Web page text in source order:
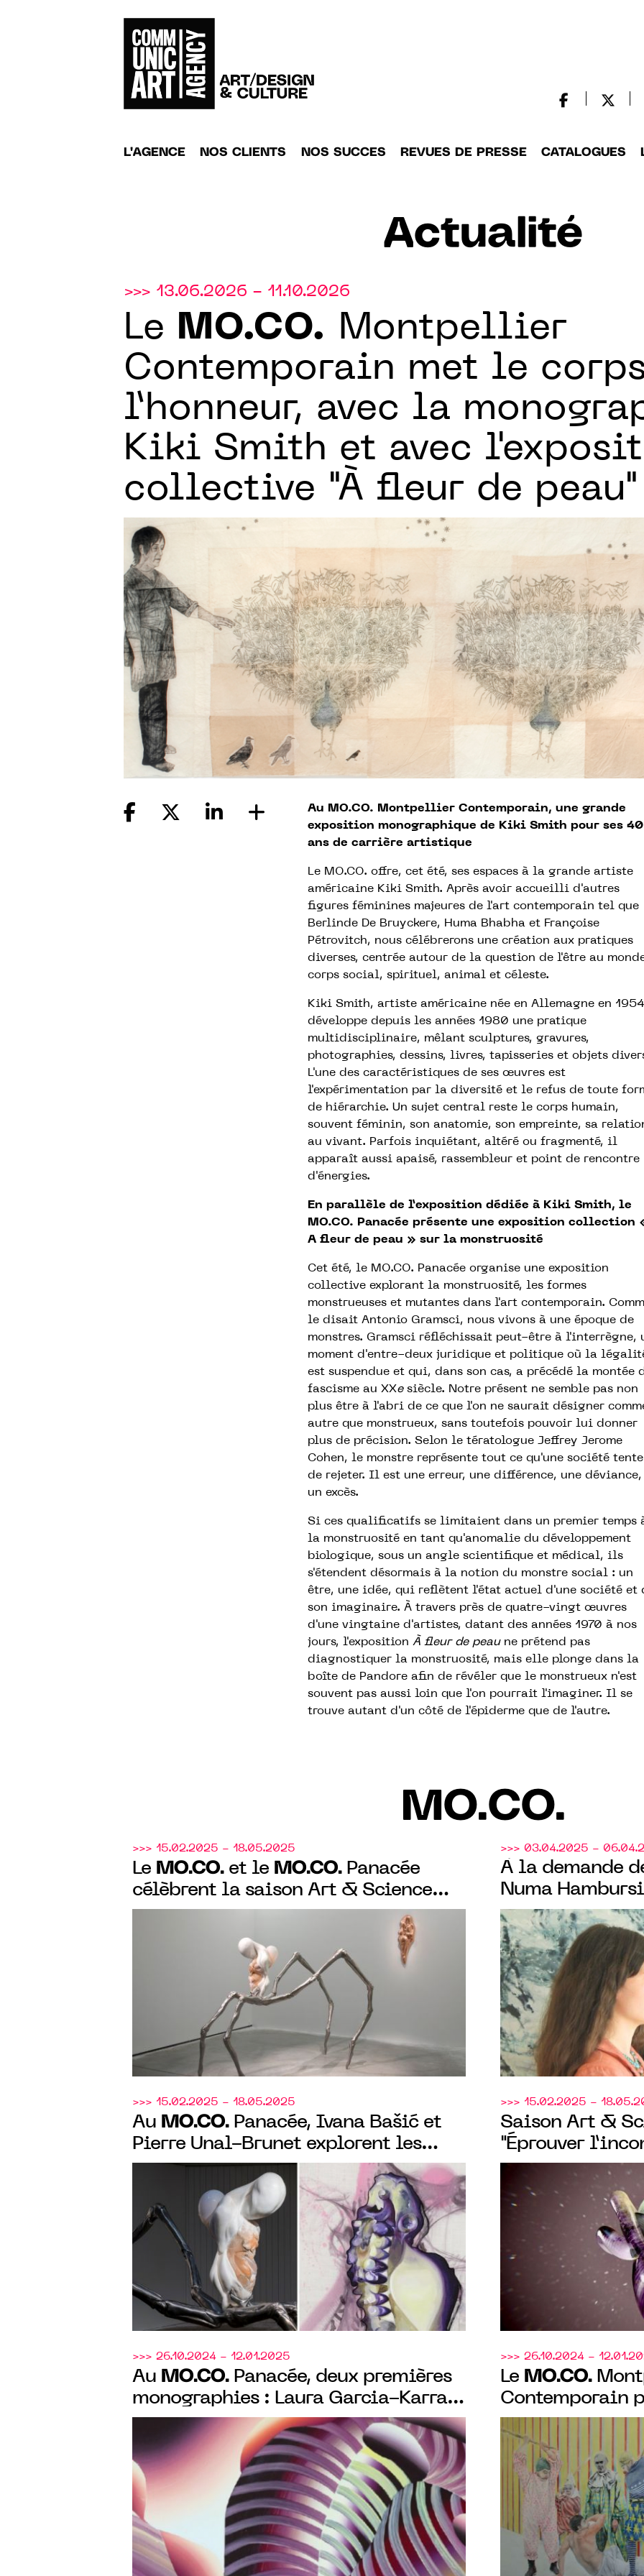
L'AGENCE NOS CLIENTS NOS SUCCES REVUES DE PRESSE CATALOGUES
Actualité
>>> 13.06.2026 - 11.10.2026
Le MO.CO. Montpellier
Contemporain met le
l’honneur, avec la
Kiki Smith et avec
collective "À fleur de peau"
Au MO.CO. Montpellier Contemporain, une grande
exposition monographique de Kiki Smith pour ses 40
ans de carrière artistique
Le MO.CO. offre, cet été, ses espaces à la grande artiste
américaine Kiki Smith. Après avoir accueilli d'autres
figures féminines majeures de l'art contemporain tel que
Berlinde De Bruyckere, Huma Bhabha et Françoise
Pétrovitch, nous célébrerons une création aux pratiques
diverses, centrée autour de la question de l'être au
corps social, spirituel, animal et céleste.
Kiki Smith, artiste américaine née en Allemagne en
développe depuis les années 1980 une pratique
multidisciplinaire, mêlant sculptures, gravures,
photographies, dessins, livres, tapisseries et objets
L'une des caractéristiques de ses œuvres est
l'expérimentation par la diversité et le refus de toute
de hiérarchie. Un sujet central reste le corps humain,
souvent féminin, son anatomie, son empreinte, sa
au vivant. Parfois inquiétant, altéré ou fragmenté, il
apparaît aussi apaisé, rassembleur et point de rencontre
d'énergies.
En parallèle de l’exposition dédiée à Kiki Smith, le
MO.CO. Panacée présente une exposition collection
A fleur de peau » sur la monstruosité
Cet été, le MO.CO. Panacée organise une exposition
collective explorant la monstruosité, les formes
monstrueuses et mutantes dans l'art contemporain.
le disait Antonio Gramsci, nous vivons à une époque de
monstres. Gramsci réfléchissait peut-être à l'interrègne,
moment d'entre-deux juridique et politique où la
est suspendue et qui, dans son cas, a précédé la montée
fascisme au XXesiècle. Notre présent ne semble pas non
plus être à l'abri de ce que l'on ne saurait désigner
autre que monstrueux, sans toutefois pouvoir lui donner
plus de précision. Selon le tératologue Jeffrey Jerome
Cohen, le monstre représente tout ce qu'une société tente
de rejeter. Il est une erreur, une différence, une déviance,
un excès.
Si ces qualificatifs se limitaient dans un premier temps
la monstruosité en tant qu'anomalie du développement
biologique, sous un angle scientifique et médical, ils
s'étendent désormais à la notion du monstre social : un
être, une idée, qui reflètent l'état actuel d'une société et
son imaginaire. À travers près de quatre-vingt œuvres
d'une vingtaine d'artistes, datant des années 1970 à nos
jours, l'exposition À fleur de peaune prétend pas
diagnostiquer la monstruosité, mais elle plonge dans la
boîte de Pandore afin de révéler que le monstrueux n'est
souvent pas aussi loin que l'on pourrait l'imaginer. Il se
trouve autant d'un côté de l'épiderme que de l'autre.
MO.CO.
>>> 15.02.2025 - 18.05.2025
Le MO.CO.et le MO.CO.Panacée
célèbrent la saison Art & Science
avec une programmation culturelle
où l’art se fait laboratoire d’idées et
>>> 03.04.2025 -
À la demande
Numa
duMO.CO.
Contemporain,
lors de Art
>>> 15.02.2025 - 18.05.2025
Au MO.CO.Panacée, Ivana Bašić et
Pierre Unal-Brunet explorent les
métamorphoses et les mutations
>>> 15.02.2025 -
Saison Art &
"Éprouver
notamment
Montpellier et
>>> 26.10.2024 - 12.01.2025
Au MO.CO.Panacée, deux premières
monographies : Laura Garcia-Karras
et Aurélien Potier.
>>> 26.10.2024 -
Le MO.CO.
Contemporain
scène
Dumas, curatée